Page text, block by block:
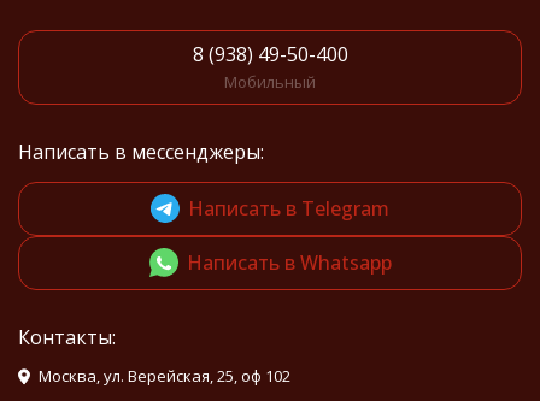
8 (938) 49-50-400
Мобильный
Написать в мессенджеры:
Написать в Telegram
Написать в Whatsapp
Контакты:
Москва, ул. Верейская, 25, оф 102